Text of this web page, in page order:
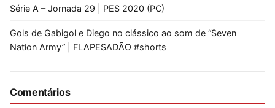
Série A – Jornada 29 | PES 2020 (PC)
Gols de Gabigol e Diego no clássico ao som de “Seven
Nation Army” | FLAPESADÃO #shorts
Comentários